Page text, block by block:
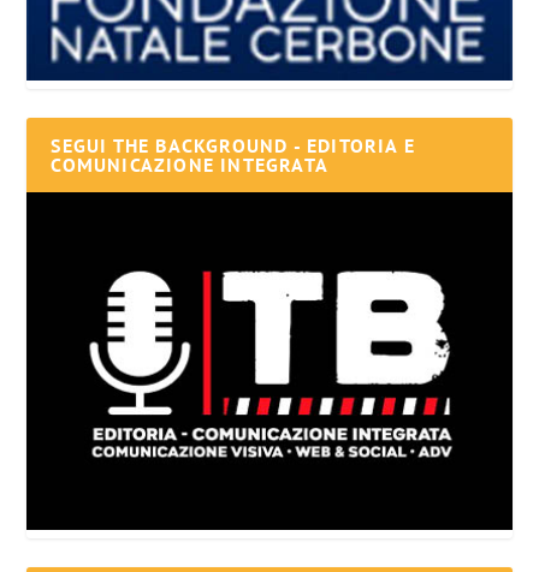
SEGUI THE BACKGROUND - EDITORIA E
COMUNICAZIONE INTEGRATA